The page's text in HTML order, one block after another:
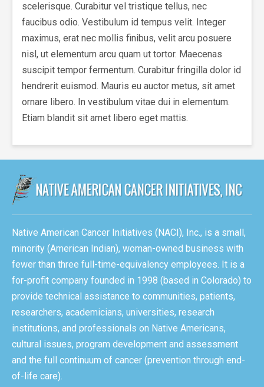
scelerisque. Curabitur vel tristique tellus, nec
faucibus odio. Vestibulum id tempus velit. Integer
maximus, erat nec mollis finibus, velit arcu posuere
nisl, ut elementum arcu quam ut tortor. Maecenas
suscipit tempor fermentum. Curabitur fringilla dolor id
hendrerit euismod. Mauris eu auctor metus, sit amet
ornare libero. In vestibulum vitae dui in elementum.
Etiam blandit sit amet libero eget mattis.
Native American Cancer Initiatives (NACI), Inc., is a small,
minority (American Indian), woman-owned business with
fewer than three full-time-equivalency employees. It is a
for-profit company founded in 1998 (based in Colorado) to
provide technical assistance to communities, patients,
researchers, academicians, universities, research
institutions, and professionals on Native Americans,
cultural issues, program development and assessment
and the full continuum of cancer (prevention through end-
of-life care).